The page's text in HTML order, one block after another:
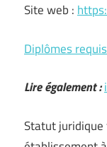
Site web :
Diplômes
Lire également :
Statut juridique